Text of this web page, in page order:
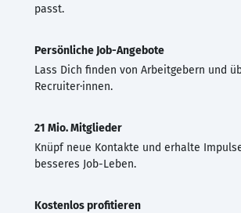
passt.
Persönliche Job-Angebote
Lass Dich finden von Arbeitgebern und
Recruiter·innen.
21 Mio. Mitglieder
Knüpf neue Kontakte und erhalte
besseres Job-Leben.
Kostenlos profitieren